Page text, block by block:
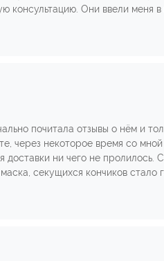
консультацию. Они ввели
почитала отзывы о нём и
через некоторое время со
доставки ни чего не
секущихся кончиков